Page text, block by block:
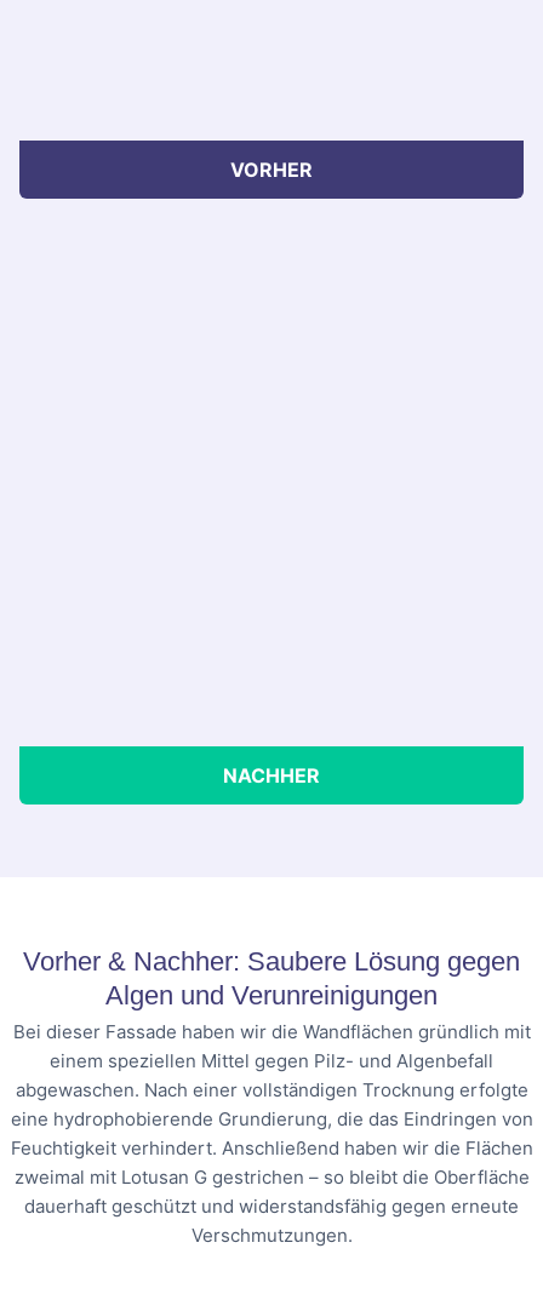
VORHER
NACHHER
Vorher & Nachher: Saubere Lösung gegen
Algen und Verunreinigungen
Bei dieser Fassade haben wir die Wandflächen gründlich mit
einem speziellen Mittel gegen Pilz- und Algenbefall
abgewaschen. Nach einer vollständigen Trocknung erfolgte
eine hydrophobierende Grundierung, die das Eindringen von
Feuchtigkeit verhindert. Anschließend haben wir die Flächen
zweimal mit Lotusan G gestrichen – so bleibt die Oberfläche
dauerhaft geschützt und widerstandsfähig gegen erneute
Verschmutzungen.